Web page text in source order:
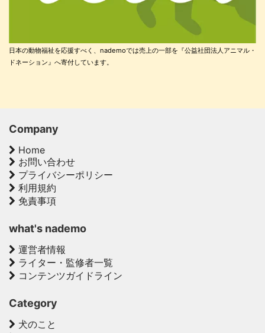
日本の動物福祉を応援すべく、nademoでは売上の一部を『公益社団法人アニマル・
ドネーション』へ寄付しています。
Company
Home
お問い合わせ
プライバシーポリシー
利用規約
免責事項
what's nademo
運営者情報
ライター・監修者一覧
コンテンツガイドライン
Category
犬のこと